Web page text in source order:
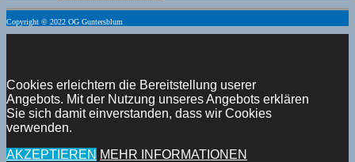
Copyright © 2022 OG Guntersblum
Cookies erleichtern die Bereitstellung userer
Angebots. Mit der Nutzung unseres Angebots erklären
Sie sich damit einverstanden, dass wir Cookies
verwenden.
AKZEPTIEREN MEHR INFORMATIONEN